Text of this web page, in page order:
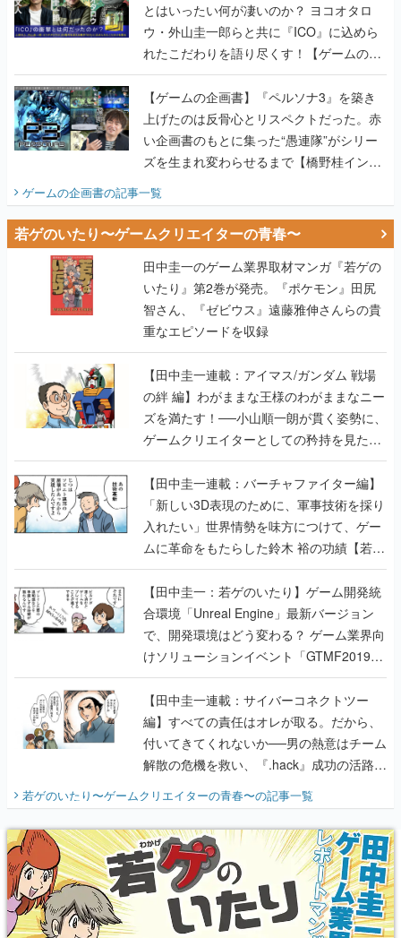
とはいったい何が凄いのか？ ヨコオタロ
ウ・外山圭一郎らと共に『ICO』に込めら
れたこだわりを語り尽くす！【ゲームの企
画書】
【ゲームの企画書】『ペルソナ3』を築き
上げたのは反骨心とリスペクトだった。赤
い企画書のもとに集った“愚連隊”がシリー
ズを生まれ変わらせるまで【橋野桂インタ
ビュー】
ゲームの企画書の記事一覧
若ゲのいたり〜ゲームクリエイターの青春〜
田中圭一のゲーム業界取材マンガ『若ゲの
いたり』第2巻が発売。『ポケモン』田尻
智さん、『ゼビウス』遠藤雅伸さんらの貴
重なエピソードを収録
【田中圭一連載：アイマス/ガンダム 戦場
の絆 編】わがままな王様のわがままなニー
ズを満たす！──小山順一朗が貫く姿勢に、
ゲームクリエイターとしての矜持を見た
【若ゲのいたり最終回】
【田中圭一連載：バーチャファイター編】
「新しい3D表現のために、軍事技術を採り
入れたい」世界情勢を味方につけて、ゲー
ムに革命をもたらした鈴木 裕の功績【若ゲ
のいたり】
【田中圭一：若ゲのいたり】ゲーム開発統
合環境「Unreal Engine」最新バージョン
で、開発環境はどう変わる？ ゲーム業界向
けソリューションイベント「GTMF2019」
に行って、より理解を深めよう【PR】
【田中圭一連載：サイバーコネクトツー
編】すべての責任はオレが取る。だから、
付いてきてくれないか──男の熱意はチーム
解散の危機を救い、『.hack』成功の活路を
開く。業界の快男児・松山 洋に流れる血は
『少年ジャンプ』色だった【若ゲのいた
り】
若ゲのいたり〜ゲームクリエイターの青春〜の記事一覧